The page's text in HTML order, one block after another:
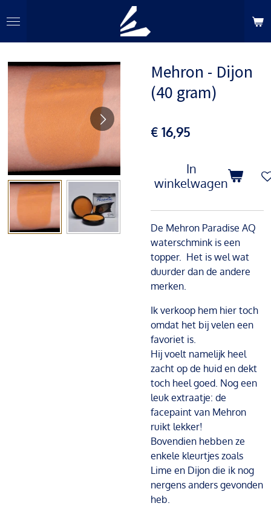
direct
naar
hoofdinhoud
Mehron - Dijon
(40 gram)
€ 16,95
In
winkelwagen
De Mehron Paradise AQ
waterschmink is een
topper. Het is wel wat
duurder dan de andere
merken.
Ik verkoop hem hier toch
omdat het bij velen een
favoriet is.
Hij voelt namelijk heel
zacht op de huid en dekt
toch heel goed. Nog een
leuk extraatje: de
facepaint van Mehron
ruikt lekker!
Bovendien hebben ze
enkele kleurtjes zoals
Lime en Dijon die ik nog
nergens anders gevonden
heb.